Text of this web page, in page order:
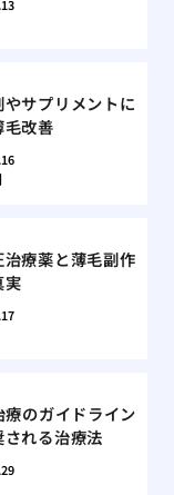
サプリメントに
毛改善
治療薬と薄毛副作
実
療のガイドライン
される治療法